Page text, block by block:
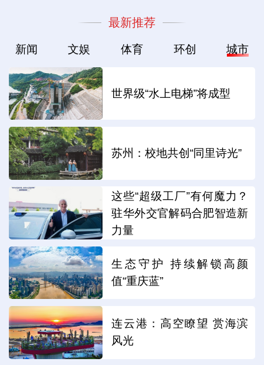
最新推荐
新闻 文娱 体育 环创 城市
世界级“水上电梯”将成型
苏州：校地共创“同里诗光”
这些“超级工厂”有何魔力？
驻华外交官解码合肥智造新
力量
生态守护 持续解锁高颜
值“重庆蓝”
连云港：高空瞭望 赏海滨
风光